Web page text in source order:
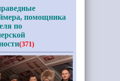
помощника
по
(371)